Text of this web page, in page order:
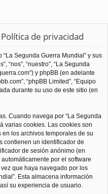
de privacidad
Segunda Guerra Mundial” y sus
“nos”, “nuestro”, “La Segunda
y phpBB (en adelante
“phpBB Limited”, “Equipo
durante su uso de este sitio (en
Cuando navega por “La Segunda
varias cookies. Las cookies son
los archivos temporales de su
contienen un identificador de
de sesión anónimo (en
por el software
que haya navegado por los
Esta almacena información
su experiencia de usuario.